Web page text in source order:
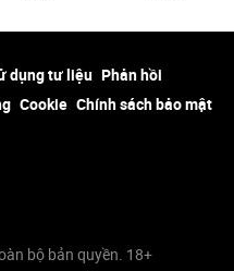
dụng tư liệu Phản hồi
Cookie Chính sách bảo mật
bộ bản quyền. 18+